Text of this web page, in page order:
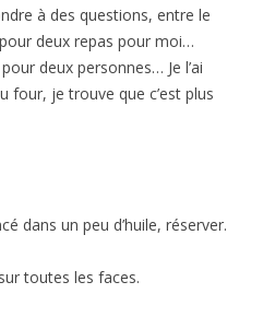
à des questions, entre le
deux repas pour moi…
deux personnes… Je l’ai
four, je trouve que c’est plus
dans un peu d’huile, réserver.
toutes les faces.